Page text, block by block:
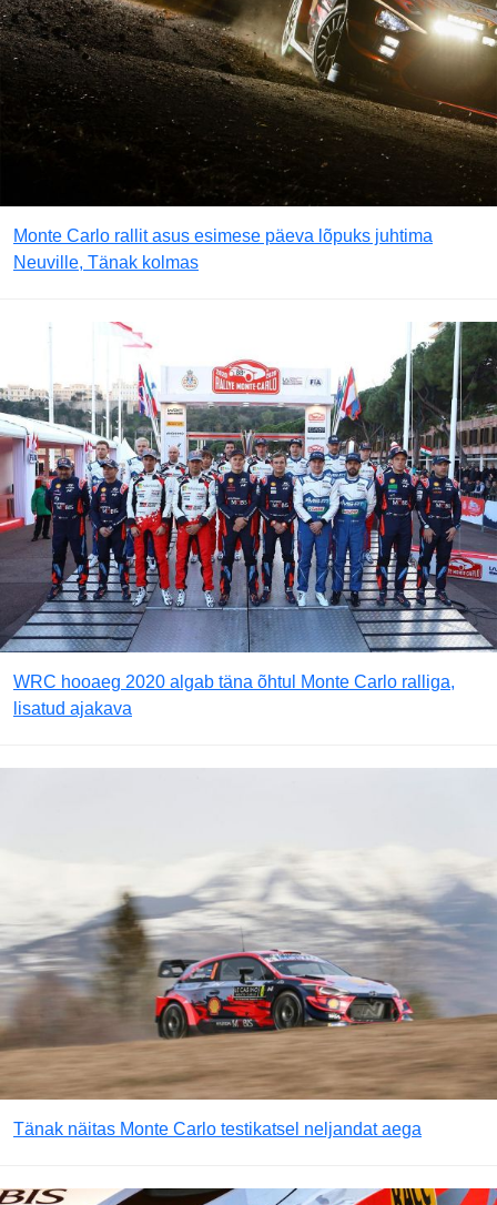
Monte Carlo rallit asus esimese päeva lõpuks juhtima
Neuville, Tänak kolmas
WRC hooaeg 2020 algab täna õhtul Monte Carlo ralliga,
lisatud ajakava
Tänak näitas Monte Carlo testikatsel neljandat aega